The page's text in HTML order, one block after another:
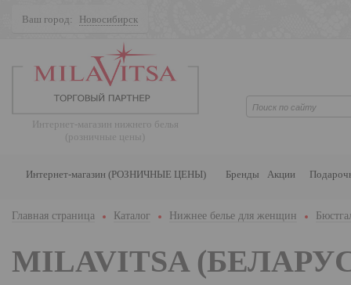
Ваш город: Новосибирск
Интернет-магазин нижнего белья
(розничные цены)
Интернет-магазин (РОЗНИЧНЫЕ ЦЕНЫ) Бренды Акции
Главная страница Каталог Нижнее белье для женщин
MILAVITSA